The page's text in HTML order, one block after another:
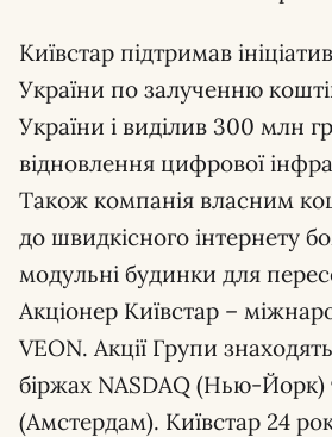
Київстар підтримав
України по залученню
України і виділив 300 млн
відновлення цифрової
Також компанія власним
до швидкісного інтернету
модульні будинки для
Акціонер Київстар –
VEON. Акції Групи
біржах NASDAQ (Нью-Йорк)
(Амстердам). Київстар 24